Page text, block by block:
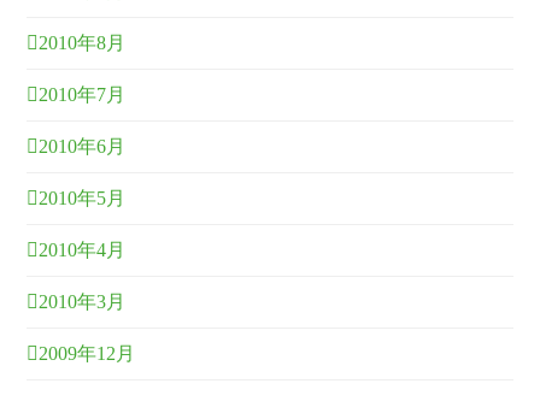
2010年8月
2010年7月
2010年6月
2010年5月
2010年4月
2010年3月
2009年12月